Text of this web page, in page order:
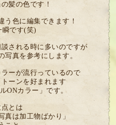
髪の色です！
う色に編集できます！
瞬です(笑)
される時に多いのですが
写真を参考にします。
ーが流行っているので
ーンを好まれます
ONカラー」です。
とは
真は加工物ばかり」